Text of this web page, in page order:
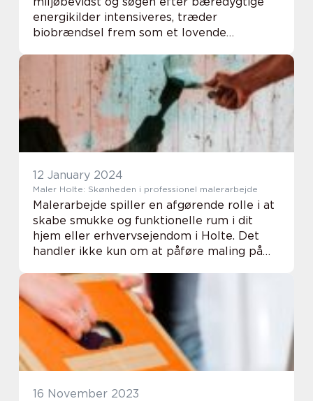
energikilder intensiveres, træder
biobrændsel frem som et lovende
årtier har domineret vores energiforbrug.
Denne artikel dykker ne...
12 January 2024
Maler Holte: Skønheden i professionel malerarbejde
Malerarbejde spiller en afgørende rolle i at
skabe smukke og funktionelle rum i dit
hjem eller erhvervsejendom i Holte. Det
handler ikke kun om at påføre maling på
materialer og teknikker for at opnå det
ønskede...
16 November 2023